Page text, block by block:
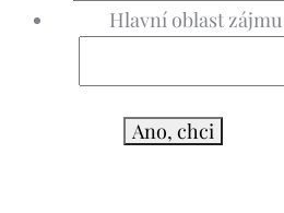
Hlavní oblast zájmu
Ano, chci